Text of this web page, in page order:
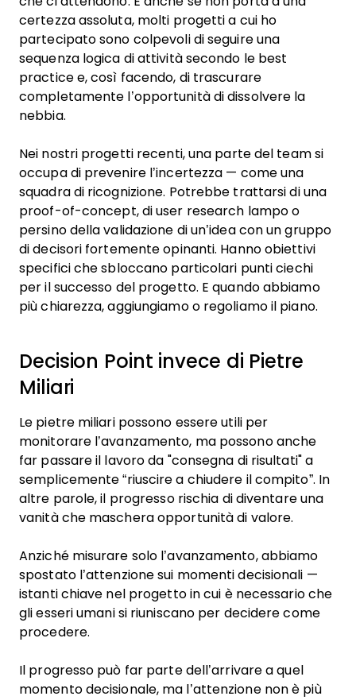
certezza assoluta, molti progetti a cui ho
partecipato sono colpevoli di seguire una
sequenza logica di attività secondo le best
practice e, così facendo, di trascurare
completamente l’opportunità di dissolvere la
nebbia.
Nei nostri progetti recenti, una parte del team si
occupa di prevenire l’incertezza — come una
squadra di ricognizione. Potrebbe trattarsi di una
proof-of-concept, di user research lampo o
persino della validazione di un’idea con un gruppo
di decisori fortemente opinanti. Hanno obiettivi
specifici che sbloccano particolari punti ciechi
per il successo del progetto. E quando abbiamo
più chiarezza, aggiungiamo o regoliamo il piano.
Decision Point invece di Pietre
Miliari
Le pietre miliari possono essere utili per
monitorare l’avanzamento, ma possono anche
far passare il lavoro da "consegna di risultati" a
semplicemente “riuscire a chiudere il compito”. In
altre parole, il progresso rischia di diventare una
vanità che maschera opportunità di valore.
Anziché misurare solo l’avanzamento, abbiamo
spostato l’attenzione sui momenti decisionali —
istanti chiave nel progetto in cui è necessario che
gli esseri umani si riuniscano per decidere come
procedere.
Il progresso può far parte dell’arrivare a quel
momento decisionale, ma l’attenzione non è più